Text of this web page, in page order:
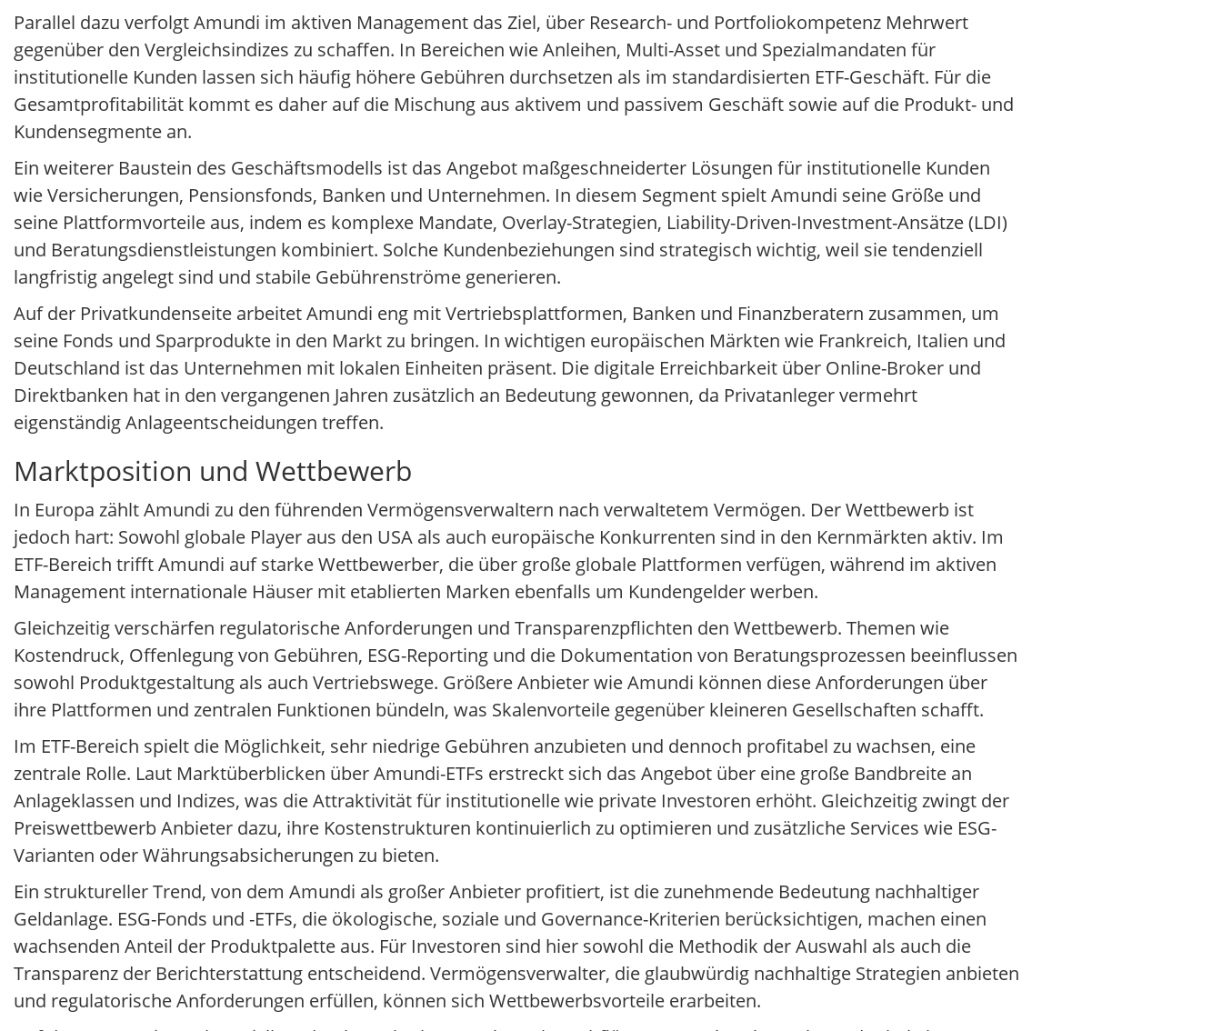
Parallel dazu verfolgt Amundi im aktiven Management das Ziel, über Research- und Portfoliokompetenz Mehrwert
gegenüber den Vergleichsindizes zu schaffen. In Bereichen wie Anleihen, Multi-Asset und Spezialmandaten für
institutionelle Kunden lassen sich häufig höhere Gebühren durchsetzen als im standardisierten ETF-Geschäft. Für die
Gesamtprofitabilität kommt es daher auf die Mischung aus aktivem und passivem Geschäft sowie auf die Produkt- und
Kundensegmente an.
Ein weiterer Baustein des Geschäftsmodells ist das Angebot maßgeschneiderter Lösungen für institutionelle Kunden
wie Versicherungen, Pensionsfonds, Banken und Unternehmen. In diesem Segment spielt Amundi seine Größe und
seine Plattformvorteile aus, indem es komplexe Mandate, Overlay-Strategien, Liability-Driven-Investment-Ansätze (LDI)
und Beratungsdienstleistungen kombiniert. Solche Kundenbeziehungen sind strategisch wichtig, weil sie tendenziell
langfristig angelegt sind und stabile Gebührenströme generieren.
Auf der Privatkundenseite arbeitet Amundi eng mit Vertriebsplattformen, Banken und Finanzberatern zusammen, um
seine Fonds und Sparprodukte in den Markt zu bringen. In wichtigen europäischen Märkten wie Frankreich, Italien und
Deutschland ist das Unternehmen mit lokalen Einheiten präsent. Die digitale Erreichbarkeit über Online-Broker und
Direktbanken hat in den vergangenen Jahren zusätzlich an Bedeutung gewonnen, da Privatanleger vermehrt
eigenständig Anlageentscheidungen treffen.
Marktposition und Wettbewerb
In Europa zählt Amundi zu den führenden Vermögensverwaltern nach verwaltetem Vermögen. Der Wettbewerb ist
jedoch hart: Sowohl globale Player aus den USA als auch europäische Konkurrenten sind in den Kernmärkten aktiv. Im
ETF-Bereich trifft Amundi auf starke Wettbewerber, die über große globale Plattformen verfügen, während im aktiven
Management internationale Häuser mit etablierten Marken ebenfalls um Kundengelder werben.
Gleichzeitig verschärfen regulatorische Anforderungen und Transparenzpflichten den Wettbewerb. Themen wie
Kostendruck, Offenlegung von Gebühren, ESG-Reporting und die Dokumentation von Beratungsprozessen beeinflussen
sowohl Produktgestaltung als auch Vertriebswege. Größere Anbieter wie Amundi können diese Anforderungen über
ihre Plattformen und zentralen Funktionen bündeln, was Skalenvorteile gegenüber kleineren Gesellschaften schafft.
Im ETF-Bereich spielt die Möglichkeit, sehr niedrige Gebühren anzubieten und dennoch profitabel zu wachsen, eine
zentrale Rolle. Laut Marktüberblicken über Amundi-ETFs erstreckt sich das Angebot über eine große Bandbreite an
Anlageklassen und Indizes, was die Attraktivität für institutionelle wie private Investoren erhöht. Gleichzeitig zwingt der
Preiswettbewerb Anbieter dazu, ihre Kostenstrukturen kontinuierlich zu optimieren und zusätzliche Services wie ESG-
Varianten oder Währungsabsicherungen zu bieten.
Ein struktureller Trend, von dem Amundi als großer Anbieter profitiert, ist die zunehmende Bedeutung nachhaltiger
Geldanlage. ESG-Fonds und -ETFs, die ökologische, soziale und Governance-Kriterien berücksichtigen, machen einen
wachsenden Anteil der Produktpalette aus. Für Investoren sind hier sowohl die Methodik der Auswahl als auch die
Transparenz der Berichterstattung entscheidend. Vermögensverwalter, die glaubwürdig nachhaltige Strategien anbieten
und regulatorische Anforderungen erfüllen, können sich Wettbewerbsvorteile erarbeiten.